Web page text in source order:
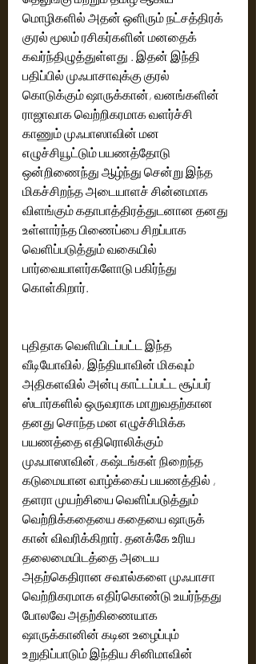
மொழிகளில் அதன் ஒளிரும் நட்சத்திரக்
குரல் மூலம் ரசிகர்களின் மனதைக்
கவர்ந்திழுத்துள்ளது . இதன் இந்தி
பதிப்பில் முஃபாசாவுக்கு குரல்
கொடுக்கும் ஷாருக்கான், வனங்களின்
ராஜாவாக வெற்றிகரமாக வளர்ச்சி
காணும் முஃபாஸாவின் மன
எழுச்சியூட்டும் பயணத்தோடு
ஒன்றிணைந்து ஆழ்ந்து சென்று இந்த
மிகச்சிறந்த அடையாளச் சின்னமாக
விளங்கும் கதாபாத்திரத்துடனான தனது
உள்ளார்ந்த பிணைப்பை சிறப்பாக
வெளிப்படுத்தும் வகையில்
பார்வையாளர்களோடு பகிர்ந்து
கொள்கிறார்.
புதிதாக வெளியிடப்பட்ட இந்த
வீடியோவில், இந்தியாவின் மிகவும்
அதிகளவில் அன்பு காட்டப்பட்ட சூப்பர்
ஸ்டார்களில் ஒருவராக மாறுவதற்கான
தனது சொந்த மன எழுச்சிமிக்க
பயணத்தை எதிரொலிக்கும்
முஃபாஸாவின், கஷ்டங்கள் நிறைந்த
கடுமையான வாழ்க்கைப் பயணத்தில் ,
தளரா முயற்சியை வெளிப்படுத்தும்
வெற்றிக்கதையை கதையை ஷாருக்
கான் விவரிக்கிறார். தனக்கே உரிய
தலைமையிடத்தை அடைய
அதற்கெதிரான சவால்களை முஃபாசா
வெற்றிகரமாக எதிர்கொண்டு உயர்ந்தது
போலவே அதற்கிணையாக
ஷாருக்கானின் கடின உழைப்பும்
உறுதிப்பாடும் இந்திய சினிமாவின்